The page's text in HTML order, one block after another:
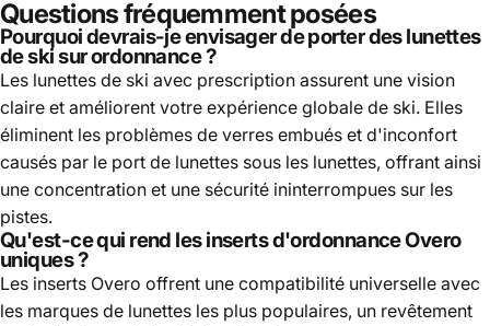
Questions fréquemment posées
Pourquoi devrais-je envisager de porter des lunettes
de ski sur ordonnance ?
Les lunettes de ski avec prescription assurent une vision
claire et améliorent votre expérience globale de ski. Elles
éliminent les problèmes de verres embués et d'inconfort
causés par le port de lunettes sous les lunettes, offrant ainsi
une concentration et une sécurité ininterrompues sur les
pistes.
Qu'est-ce qui rend les inserts d'ordonnance Overo
uniques ?
Les inserts Overo offrent une compatibilité universelle avec
les marques de lunettes les plus populaires, un revêtement